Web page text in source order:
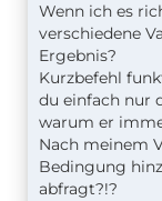
Wenn ich es
verschiedene
Ergebnis?
Kurzbefehl
du einfach nur
warum er
Nach meinem
Bedingung
abfragt?!?